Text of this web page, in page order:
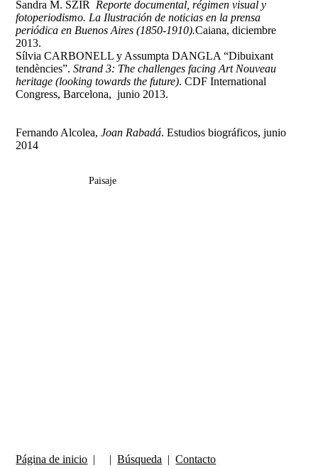
Sandra M. SZIR Reporte documental, régimen visual y
fotoperiodismo. La Ilustración de noticias en la prensa
periódica en Buenos Aires (1850-1910).Caiana, diciembre
2013.
Sílvia CARBONELL y Assumpta DANGLA “Dibuixant
tendències”.Strand 3: The challenges facing Art Nouveau
heritage (looking towards the future). CDF International
Congress, Barcelona, junio 2013.
Fernando Alcolea,Joan Rabadá.Estudios biográficos,junio
2014
Paisaje
Página de inicio | |Búsqueda |Contacto